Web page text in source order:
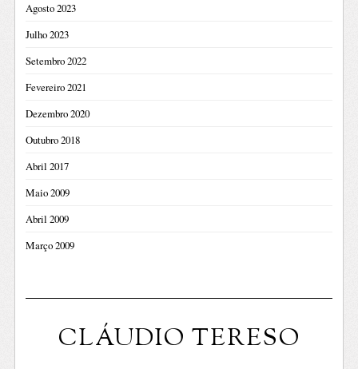
Agosto 2023
Julho 2023
Setembro 2022
Fevereiro 2021
Dezembro 2020
Outubro 2018
Abril 2017
Maio 2009
Abril 2009
Março 2009
CLÁUDIO TERESO